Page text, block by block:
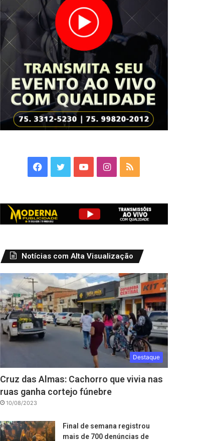
Facebook
TwitterYouTubeInstagram
RSS
Notícias com Alta Visualização
Destaque
Cruz das Almas: Cachorro que vivia nas
ruas ganha cortejo fúnebre
10/08/2023
Final de semana registrou
mais de 700 denúncias de